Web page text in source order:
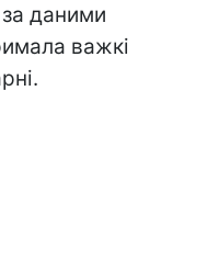
даними
важкі